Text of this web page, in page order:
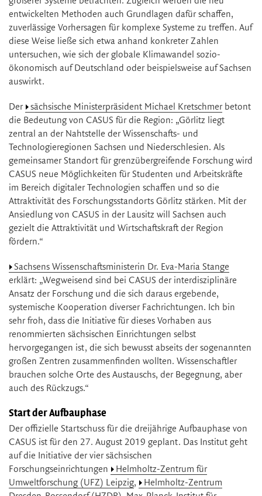
entwickelten Methoden auch Grundlagen dafür schaffen,
zuverlässige Vorhersagen für komplexe Systeme zu treffen. Auf
diese Weise ließe sich etwa anhand konkreter Zahlen
untersuchen, wie sich der globale Klimawandel sozio-
ökonomisch auf Deutschland oder beispielsweise auf Sachsen
auswirkt.
Der sächsische Ministerpräsident Michael Kretschmerbetont
die Bedeutung von CASUS für die Region: „Görlitz liegt
zentral an der Nahtstelle der Wissenschafts- und
Technologieregionen Sachsen und Niederschlesien. Als
gemeinsamer Standort für grenzübergreifende Forschung wird
CASUS neue Möglichkeiten für Studenten und Arbeitskräfte
im Bereich digitaler Technologien schaffen und so die
Attraktivität des Forschungsstandorts Görlitz stärken. Mit der
Ansiedlung von CASUS in der Lausitz will Sachsen auch
gezielt die Attraktivität und Wirtschaftskraft der Region
fördern.“
Sachsens Wissenschaftsministerin Dr. Eva-Maria Stange
erklärt: „Wegweisend sind bei CASUS der interdisziplinäre
Ansatz der Forschung und die sich daraus ergebende,
systemische Kooperation diverser Fachrichtungen. Ich bin
sehr froh, dass die Initiative für dieses Vorhaben aus
renommierten sächsischen Einrichtungen selbst
hervorgegangen ist, die sich bewusst abseits der sogenannten
großen Zentren zusammenfinden wollten. Wissenschaftler
brauchen solche Orte des Austauschs, der Begegnung, aber
auch des Rückzugs.“
Start der Aufbauphase
Der offizielle Startschuss für die dreijährige Aufbauphase von
CASUS ist für den 27. August 2019 geplant. Das Institut geht
auf die Initiative der vier sächsischen
Forschungseinrichtungen
Helmholtz-Zentrum für
Umweltforschung (UFZ) Leipzig,
Helmholtz-Zentrum